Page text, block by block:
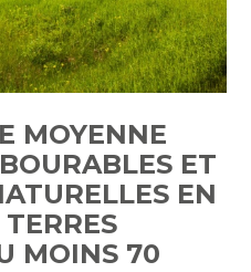
MOYENNE
ET
EN
MOINS 70